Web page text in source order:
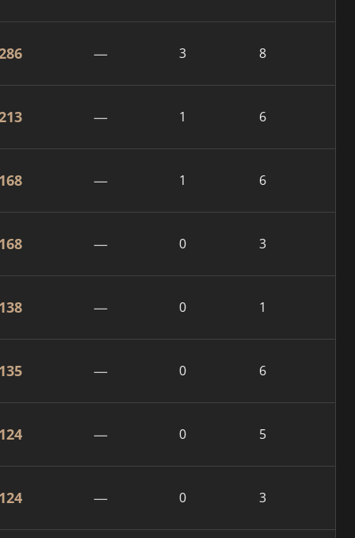
— 3 8
— 1 6
— 1 6
— 0 3
— 0 1
— 0 6
— 0 5
— 0 3